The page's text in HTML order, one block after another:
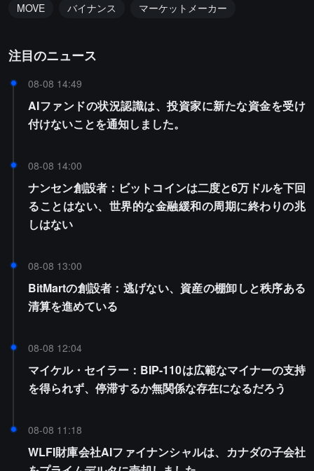
MOVE バイナンス マーケットメーカー
注目のニュース
08-08 14:49
AIファンドの状況認識は、投資家に新たな資金を受け
付けないことを通知しました。
08-08 14:00
ナンセン創設者：ビットコインは二度と6万ドルを下回
ることはない、世界的な金融緩和の周期に終わりの兆
しはない
08-08 13:00
BitMartの創設者：逃げない、資産の棚卸しと秩序ある
清算を進めている
08-08 12:04
マイケル・セイラー：BIP-110は広範なマイナーの支持
を得られず、停滞するか無関係な存在になるだろう
08-08 11:18
WLFI財庫会社AIファイナンシャルは、カナダの子会社